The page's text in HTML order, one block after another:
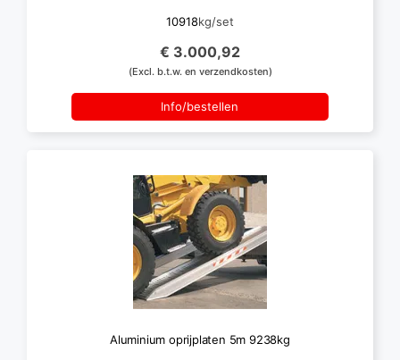
10918kg/set
€ 3.000,92
(Excl. b.t.w. en verzendkosten)
Info/bestellen
Aluminium oprijplaten 5m 9238kg